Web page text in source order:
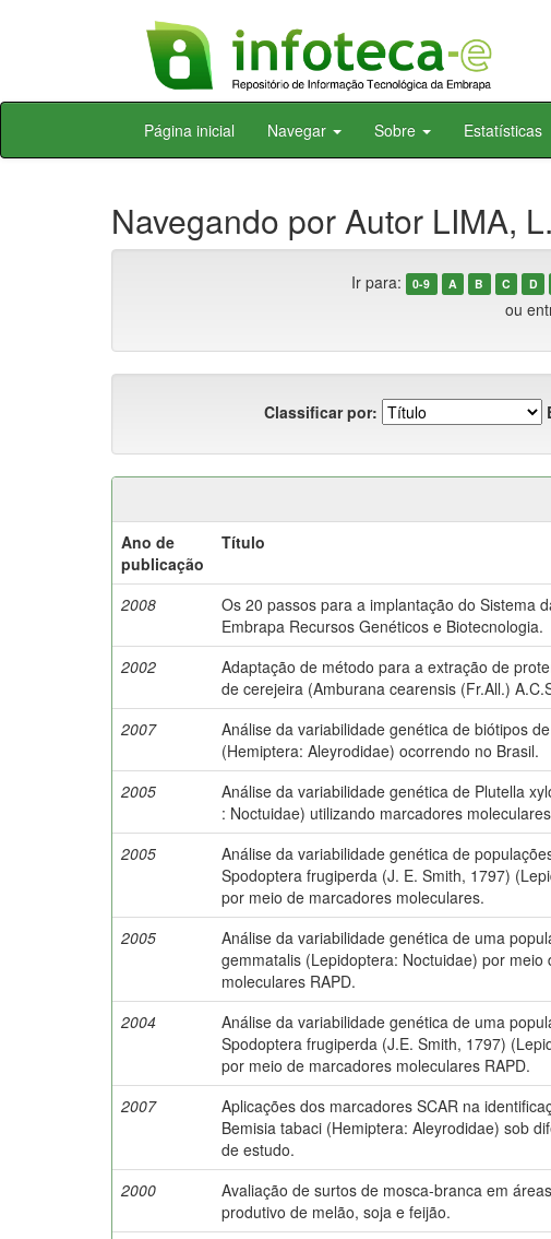
Skip
Página inicial Navegar Sobre Estatísticas
Navegando por Autor LIMA,
Ir para: 0-9 A B C D
ou
Classificar por:
Ano de
publicação
Título
2008
Os 20 passos para a implantação do Sistema
Embrapa Recursos Genéticos e Biotecnologia.
2002
Adaptação de método para a extração de
de cerejeira (Amburana cearensis (Fr.All.)
2007
Análise da variabilidade genética de biótipos
(Hemiptera: Aleyrodidae) ocorrendo no Brasil.
2005
Análise da variabilidade genética de Plutella
: Noctuidae) utilizando marcadores
2005
Análise da variabilidade genética de
Spodoptera frugiperda (J. E. Smith, 1797)
por meio de marcadores moleculares.
2005
Análise da variabilidade genética de uma
gemmatalis (Lepidoptera: Noctuidae) por meio
moleculares RAPD.
2004
Análise da variabilidade genética de uma
Spodoptera frugiperda (J.E. Smith, 1797)
por meio de marcadores moleculares RAPD.
2007
Aplicações dos marcadores SCAR na
Bemisia tabaci (Hemiptera: Aleyrodidae) sob
de estudo.
2000
Avaliação de surtos de mosca-branca em
produtivo de melão, soja e feijão.